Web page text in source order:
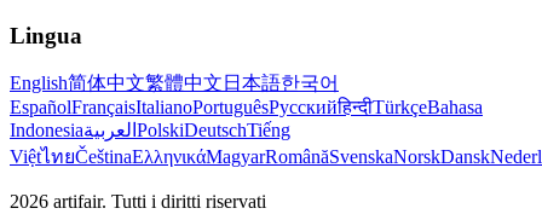
Lingua
English简体中文繁體中文 日本語한국어
EspañolFrançaisItalianoPortuguêsРусскийहिन्दीTürkçeBahasa
Indonesiaالعربية PolskiDeutschTiếng
ViệtไทยČeštinaΕλληνικάMagyarRomânăSvenskaNorskDansk
2026 artifair. Tutti i diritti riservati